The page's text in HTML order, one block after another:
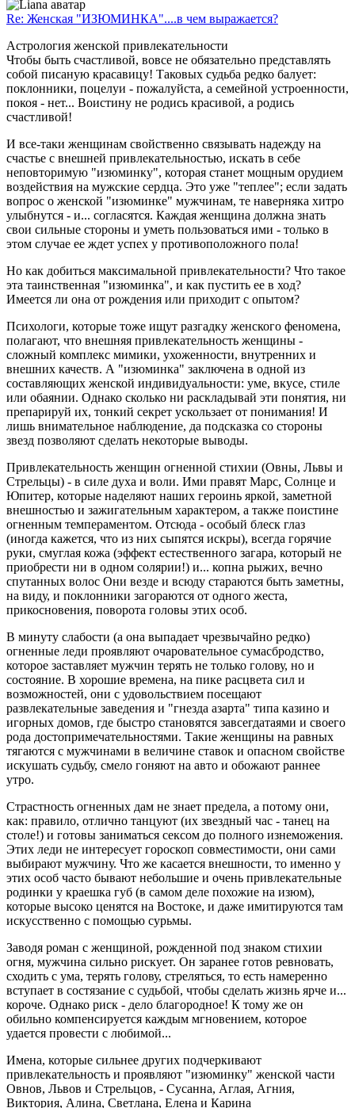
Re: Женская "ИЗЮМИНКА"....в чем выражается?
Астрология женской привлекательности
Чтобы быть счастливой, вовсе не обязательно представлять
собой писаную красавицу! Таковых судьба редко балует:
поклонники, поцелуи - пожалуйста, а семейной устроенности,
покоя - нет... Воистину не родись красивой, а родись
счастливой!
И все-таки женщинам свойственно связывать надежду на
счастье с внешней привлекательностью, искать в себе
неповторимую "изюминку", которая станет мощным орудием
воздействия на мужские сердца. Это уже "теплее"; если задать
вопрос о женской "изюминке" мужчинам, те наверняка хитро
улыбнутся - и... согласятся. Каждая женщина должна знать
свои сильные стороны и уметь пользоваться ими - только в
этом случае ее ждет успех у противоположного пола!
Но как добиться максимальной привлекательности? Что такое
эта таинственная "изюминка", и как пустить ее в ход?
Имеется ли она от рождения или приходит с опытом?
Психологи, которые тоже ищут разгадку женского феномена,
полагают, что внешняя привлекательность женщины -
сложный комплекс мимики, ухоженности, внутренних и
внешних качеств. А "изюминка" заключена в одной из
составляющих женской индивидуальности: уме, вкусе, стиле
или обаянии. Однако сколько ни раскладывай эти понятия, ни
препарируй их, тонкий секрет ускользает от понимания! И
лишь внимательное наблюдение, да подсказка со стороны
звезд позволяют сделать некоторые выводы.
Привлекательность женщин огненной стихии (Овны, Львы и
Стрельцы) - в силе духа и воли. Ими правят Марс, Солнце и
Юпитер, которые наделяют наших героинь яркой, заметной
внешностью и зажигательным характером, а также поистине
огненным темпераментом. Отсюда - особый блеск глаз
(иногда кажется, что из них сыпятся искры), всегда горячие
руки, смуглая кожа (эффект естественного загара, который не
приобрести ни в одном солярии!) и... копна рыжих, вечно
спутанных волос Они везде и всюду стараются быть заметны,
на виду, и поклонники загораются от одного жеста,
прикосновения, поворота головы этих особ.
В минуту слабости (а она выпадает чрезвычайно редко)
огненные леди проявляют очаровательное сумасбродство,
которое заставляет мужчин терять не только голову, но и
состояние. В хорошие времена, на пике расцвета сил и
возможностей, они с удовольствием посещают
развлекательные заведения и "гнезда азарта" типа казино и
игорных домов, где быстро становятся завсегдатаями и своего
рода достопримечательностями. Такие женщины на равных
тягаются с мужчинами в величине ставок и опасном свойстве
искушать судьбу, смело гоняют на авто и обожают раннее
утро.
Страстность огненных дам не знает предела, а потому они,
как: правило, отлично танцуют (их звездный час - танец на
столе!) и готовы заниматься сексом до полного изнеможения.
Этих леди не интересует гороскоп совместимости, они сами
выбирают мужчину. Что же касается внешности, то именно у
этих особ часто бывают небольшие и очень привлекательные
родинки у краешка губ (в самом деле похожие на изюм),
которые высоко ценятся на Востоке, и даже имитируются там
искусственно с помощью сурьмы.
Заводя роман с женщиной, рожденной под знаком стихии
огня, мужчина сильно рискует. Он заранее готов ревновать,
сходить с ума, терять голову, стреляться, то есть намеренно
вступает в состязание с судьбой, чтобы сделать жизнь ярче и...
короче. Однако риск - дело благородное! К тому же он
обильно компенсируется каждым мгновением, которое
удается провести с любимой...
Имена, которые сильнее других подчеркивают
привлекательность и проявляют "изюминку" женской части
Овнов, Львов и Стрельцов, - Сусанна, Аглая, Агния,
Виктория, Алина, Светлана, Елена и Карина